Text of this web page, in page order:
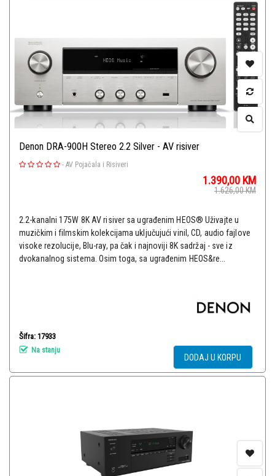
Denon DRA-900H Stereo 2.2 Silver - AV risiver
- AV Pojačala i Risiveri
1.390,00 KM
1.626,00KM
2.2-kanalni 175W 8K AV risiver sa ugrađenim HEOS® Uživajte u
muzičkim i filmskim kolekcijama uključujući vinil, CD, audio fajlove
visoke rezolucije, Blu-ray, pa čak i najnoviji 8K sadržaj - sve iz
dvokanalnog sistema. Osim toga, sa ugrađenim HEOS&re...
Šifra: 17933
Na stanju
DODAJ U KORPU